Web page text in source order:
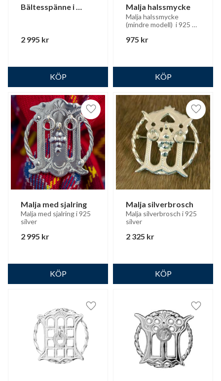
Bältesspänne i
2 995 kr
Malja halssmycke
Malja halssmycke
(mindre modell)  i 925
975 kr
Malja med sjalring
Malja med sjalring i 925
silver
2 995 kr
Lägg till i favoriter
Malja silverbrosch
Malja silverbrosch i 925
silver
2 325 kr
Lägg
Lägg till i favoriter Lägg